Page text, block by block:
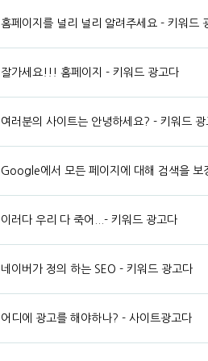
홈페이지를 널리 널리 알려주세요 - 키워드
잘가세요!!! 홈페이지 - 키워드 광고다
여러분의 사이트는 안녕하세요? - 키워드 광
Google에서 모든 페이지에 대해 검색을 보
이러다 우리 다 죽어...- 키워드 광고다
네이버가 정의 하는 SEO - 키워드 광고다
어디에 광고를 해야하나? - 사이트광고다